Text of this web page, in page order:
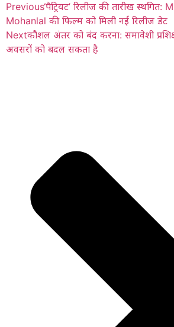
Previous‘पैट्रियट’ रिलीज की तारीख
Mohanlal की फिल्म को मिली नई रिलीज डेट
Nextकौशल अंतर को बंद करना: समावेशी
अवसरों को बदल सकता है